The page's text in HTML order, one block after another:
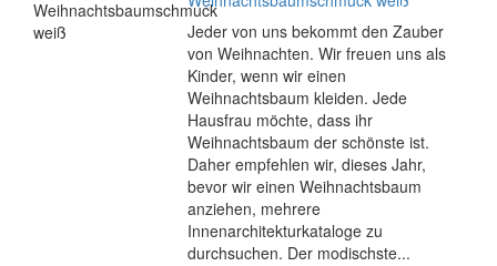
Jeder von uns bekommt den Zauber
von Weihnachten. Wir freuen uns als
Kinder, wenn wir einen
Weihnachtsbaum kleiden. Jede
Hausfrau möchte, dass ihr
Weihnachtsbaum der schönste ist.
Daher empfehlen wir, dieses Jahr,
bevor wir einen Weihnachtsbaum
anziehen, mehrere
Innenarchitekturkataloge zu
durchsuchen. Der modischste...